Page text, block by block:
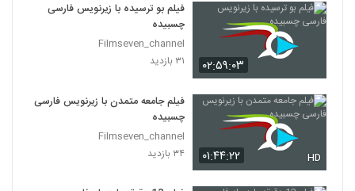
۰۲:۵۹:۰۳
فیلم بو ترسیده با زیرنویس فارسی
چسبیده
Filmseven_channel
۳۱ بازدید
۰۱:۴۴:۲۲ HD
فیلم جامعه متمدن با زیرنویس فارسی
چسبیده
Filmseven_channel
۳۴ بازدید